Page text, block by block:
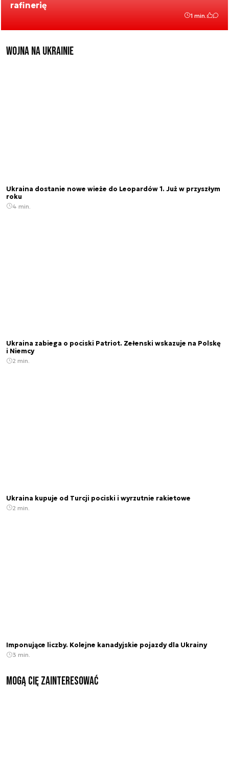
rafinerię
1 min.
Wojna na Ukrainie
Ukraina dostanie nowe wieże do Leopardów 1. Już w przyszłym
roku
4 min.
Ukraina zabiega o pociski Patriot. Zełenski wskazuje na Polskę
i Niemcy
2 min.
Ukraina kupuje od Turcji pociski i wyrzutnie rakietowe
2 min.
Imponujące liczby. Kolejne kanadyjskie pojazdy dla Ukrainy
3 min.
Mogą Cię zainteresować